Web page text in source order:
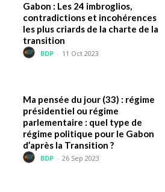
Gabon : Les 24 imbroglios,
contradictions et incohérences
les plus criards de la charte de la
transition
BDP - 11 Oct 2023
Ma pensée du jour (33) : régime
présidentiel ou régime
parlementaire : quel type de
régime politique pour le Gabon
d’après la Transition ?
BDP - 26 Sep 2023